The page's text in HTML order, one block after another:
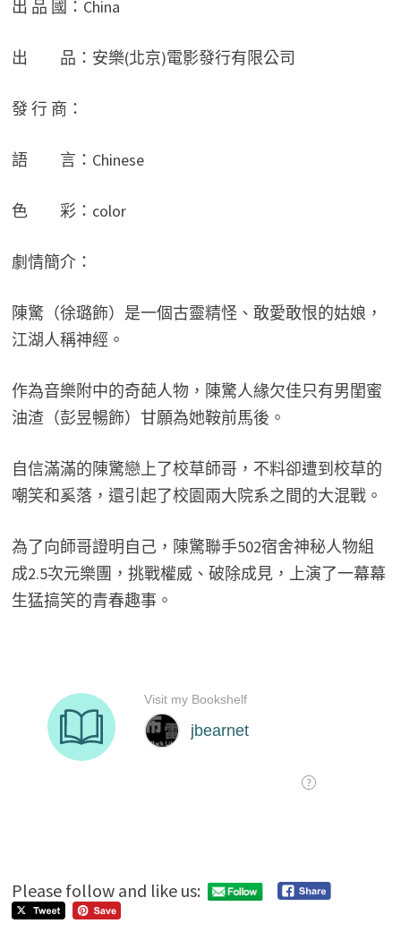
出 品 國：China
出 品：安樂(北京)電影發行有限公司
發 行 商：
語 言：Chinese
色 彩：color
劇情簡介：
陳驚（徐璐飾）是一個古靈精怪、敢愛敢恨的姑娘，
江湖人稱神經。
作為音樂附中的奇葩人物，陳驚人緣欠佳只有男閨蜜
油渣（彭昱暢飾）甘願為她鞍前馬後。
自信滿滿的陳驚戀上了校草師哥，不料卻遭到校草的
嘲笑和奚落，還引起了校園兩大院系之間的大混戰。
為了向師哥證明自己，陳驚聯手502宿舍神秘人物組
成2.5次元樂團，挑戰權威、破除成見，上演了一幕幕
生猛搞笑的青春趣事。
Please follow and like us: